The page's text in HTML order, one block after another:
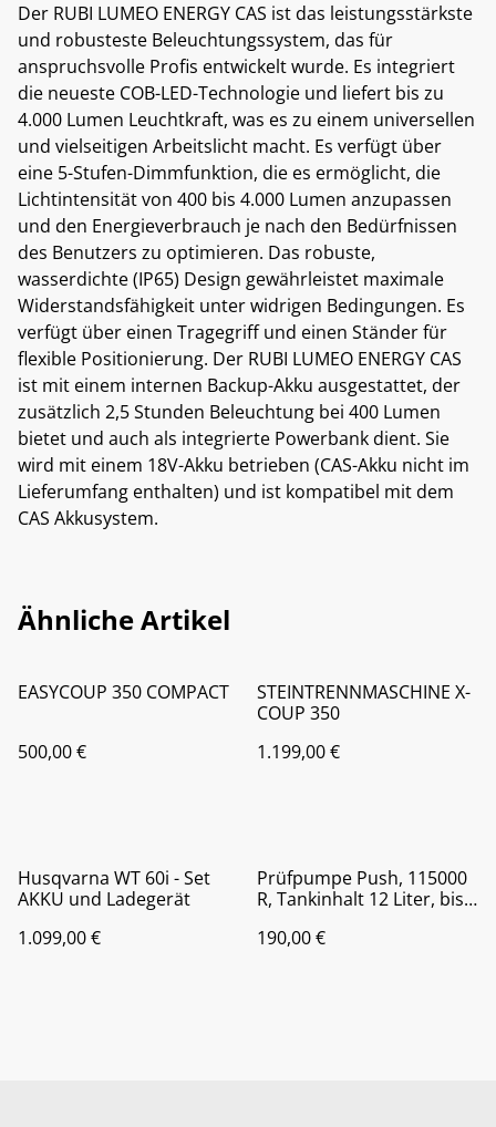
Der RUBI LUMEO ENERGY CAS ist das leistungsstärkste
und robusteste Beleuchtungssystem, das für
anspruchsvolle Profis entwickelt wurde. Es integriert
die neueste COB-LED-Technologie und liefert bis zu
4.000 Lumen Leuchtkraft, was es zu einem universellen
und vielseitigen Arbeitslicht macht. Es verfügt über
eine 5-Stufen-Dimmfunktion, die es ermöglicht, die
Lichtintensität von 400 bis 4.000 Lumen anzupassen
und den Energieverbrauch je nach den Bedürfnissen
des Benutzers zu optimieren. Das robuste,
wasserdichte (IP65) Design gewährleistet maximale
Widerstandsfähigkeit unter widrigen Bedingungen. Es
verfügt über einen Tragegriff und einen Ständer für
flexible Positionierung. Der RUBI LUMEO ENERGY CAS
ist mit einem internen Backup-Akku ausgestattet, der
zusätzlich 2,5 Stunden Beleuchtung bei 400 Lumen
bietet und auch als integrierte Powerbank dient. Sie
wird mit einem 18V-Akku betrieben (CAS-Akku nicht im
Lieferumfang enthalten) und ist kompatibel mit dem
CAS Akkusystem.
Ähnliche Artikel
EASYCOUP 350 COMPACT
500,00 €
STEINTRENNMASCHINE X-
COUP 350
1.199,00 €
Husqvarna WT 60i - Set
AKKU und Ladegerät
1.099,00 €
Prüfpumpe Push, 115000
R, Tankinhalt 12 Liter, bis
190,00 €